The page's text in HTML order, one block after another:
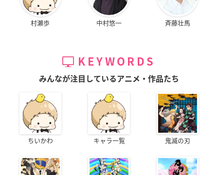
村瀬歩 中村悠一 斉藤壮馬
KEYWORDS
みんなが注目しているアニメ・作品たち
ちいかわ キャラ一覧 鬼滅の刃